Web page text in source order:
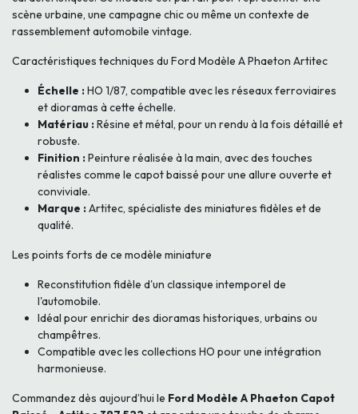
scène urbaine, une campagne chic ou même un contexte de
rassemblement automobile vintage.
Caractéristiques techniques du Ford Modèle A Phaeton Artitec
Échelle :HO 1/87, compatible avec les réseaux ferroviaires
et dioramas à cette échelle.
Matériau :Résine et métal, pour un rendu à la fois détaillé et
robuste.
Finition :Peinture réalisée à la main, avec des touches
réalistes comme le capot baissé pour une allure ouverte et
conviviale.
Marque :Artitec, spécialiste des miniatures fidèles et de
qualité.
Les points forts de ce modèle miniature
Reconstitution fidèle d'un classique intemporel de
l'automobile.
Idéal pour enrichir des dioramas historiques, urbains ou
champêtres.
Compatible avec les collections HO pour une intégration
harmonieuse.
Commandez dès aujourd’hui le Ford Modèle A Phaeton Capot